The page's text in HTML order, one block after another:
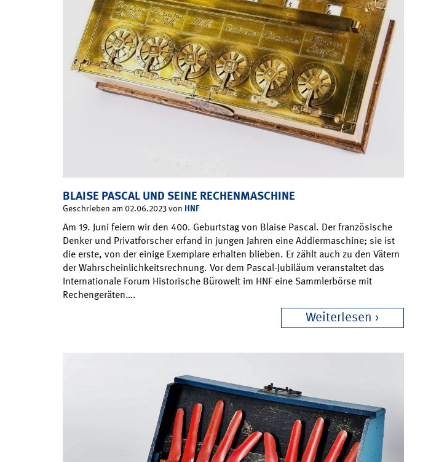
BLAISE PASCAL UND SEINE RECHENMASCHINE
Geschrieben am 02.06.2023 von HNF
Am 19. Juni feiern wir den 400. Geburtstag von Blaise Pascal. Der französische
Denker und Privatforscher erfand in jungen Jahren eine Addiermaschine; sie ist
die erste, von der einige Exemplare erhalten blieben. Er zählt auch zu den Vätern
der Wahrscheinlichkeitsrechnung. Vor dem Pascal-Jubiläum veranstaltet das
Internationale Forum Historische Bürowelt im HNF eine Sammlerbörse mit
Rechengeräten….
Weiterlesen